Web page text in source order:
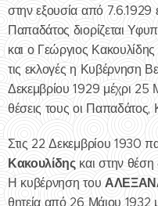
στην εξουσία από 7.6.1929
Παπαδάτος διορίζεται
και ο Γεώργιος
τις εκλογές η Κυβέρνηση
Δεκεμβρίου 1929 μέχρι 25
θέσεις τους οι Παπαδάτος,
Στις 22 Δεκεμβρίου 1930
Κακουλίδηςκαι στην θέση
Η κυβέρνηση του
θητεία από 26 Μάιου 1932